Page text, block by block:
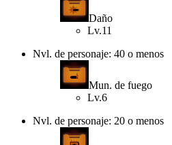
Daño
Lv.11
Nvl. de personaje: 40 o menos
Mun. de fuego
Lv.6
Nvl. de personaje: 20 o menos